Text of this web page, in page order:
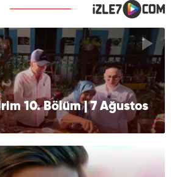
10. Bölüm | 7 Ağustos